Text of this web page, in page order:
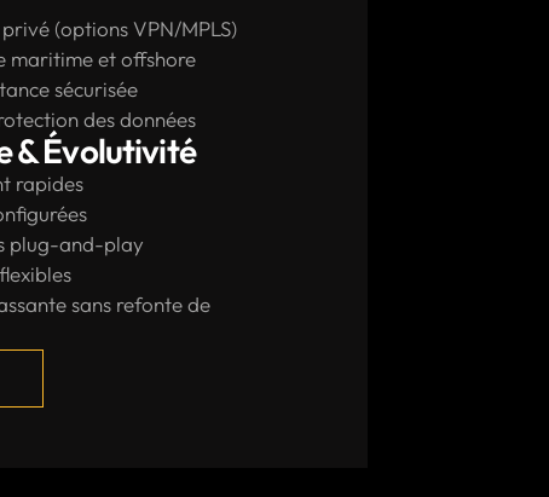
(options VPN/MPLS)
maritime et offshore
sécurisée
des données
& Évolutivité
rapides
plug-and-play
sans refonte de